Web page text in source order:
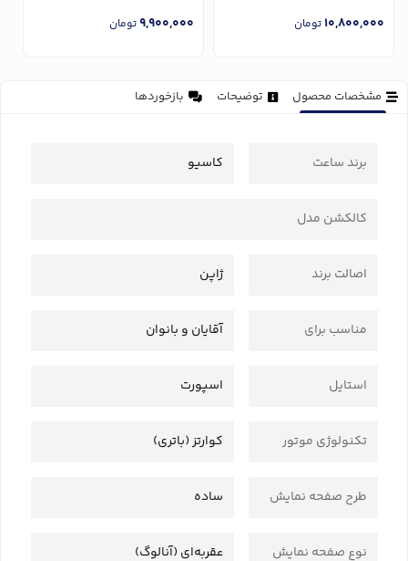
10,800,000تومان 9,900,000تومان
مشخصات محصول توضیحات بازخوردها
برند ساعت کاسیو
کالکشن مدل
اصالت برند ژاپن
مناسب برای آقایان و بانوان
استایل اسپورت
تکنولوژی موتور کوارتز (باتری)
طرح صفحه نمایش ساده
نوع صفحه نمایش عقربه‌ای (آنالوگ)